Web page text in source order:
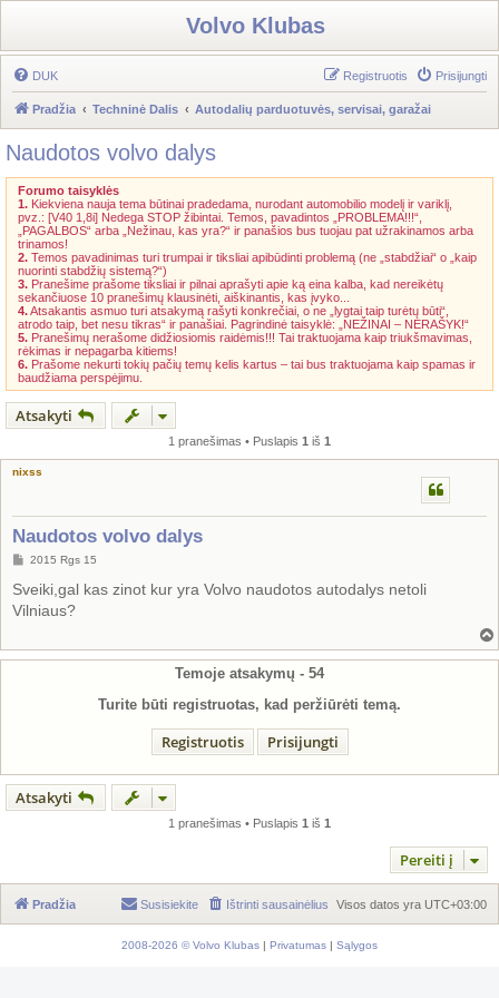
Volvo Klubas
DUK Prisijungti
Registruotis
Pradžia Techninė Dalis Autodalių parduotuvės, servisai, garažai
Naudotos volvo dalys
Forumo taisyklės
1. Kiekviena nauja tema būtinai pradedama, nurodant automobilio modelį ir variklį,
pvz.: [V40 1,8i] Nedega STOP žibintai. Temos, pavadintos „PROBLEMA!!!“,
„PAGALBOS“ arba „Nežinau, kas yra?“ ir panašios bus tuojau pat užrakinamos arba
trinamos!
2. Temos pavadinimas turi trumpai ir tiksliai apibūdinti problemą (ne „stabdžiai“ o „kaip
nuorinti stabdžių sistemą?“)
3. Pranešime prašome tiksliai ir pilnai aprašyti apie ką eina kalba, kad nereikėtų
sekančiuose 10 pranešimų klausinėti, aiškinantis, kas įvyko...
4.Atsakantis asmuo turi atsakymą rašyti konkrečiai, o ne „lygtai taip turėtų būti“,
atrodo taip, bet nesu tikras“ ir panašiai. Pagrindinė taisyklė: „NEŽINAI – NERAŠYK!“
5. Pranešimų nerašome didžiosiomis raidėmis!!! Tai traktuojama kaip triukšmavimas,
rėkimas ir nepagarba kitiems!
6. Prašome nekurti tokių pačių temų kelis kartus – tai bus traktuojama kaip spamas ir
baudžiama perspėjimu.
Atsakyti
1 pranešimas • Puslapis 1 iš 1
nixss
Naudotos volvo dalys
S
a
n
d
t
2015 Rgs 15
Sveiki,gal kas zinot kur yra Volvo naudotos autodalys netoli
Vilniaus?
i
Temoje atsakymų - 54
Turite būti registruotas, kad peržiūrėti temą.
Registruotis Prisijungti
Atsakyti
1 pranešimas • Puslapis 1 iš 1
Pereiti į
Pradžia Visos datos yra UTC+03:00
Ištrinti sausainėlius
Susisiekite
2008-2026 © Volvo Klubas | Privatumas | Sąlygos